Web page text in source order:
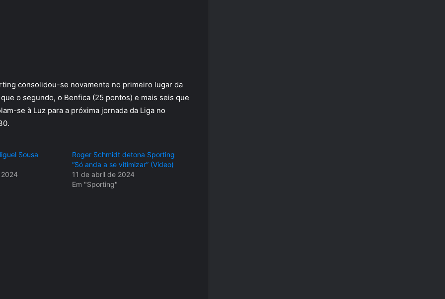
consolidou-se novamente no primeiro lugar da
o segundo, o Benfica (25 pontos) e mais seis que
se à Luz para a próxima jornada da Liga no
Sousa
Roger Schmidt detona Sporting
“Só anda a se vitimizar” (Vídeo)
11 de abril de 2024
Em "Sporting"